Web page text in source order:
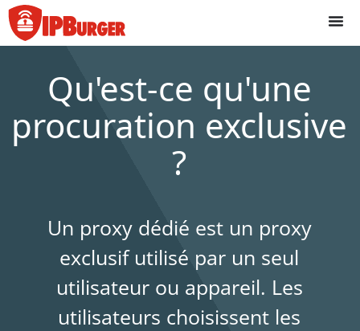
Passer
au
contenu
Qu'est-ce qu'une
procuration exclusive
?
Un proxy dédié est un proxy
exclusif utilisé par un seul
utilisateur ou appareil. Les
utilisateurs choisissent les